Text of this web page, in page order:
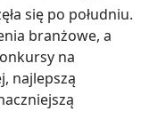
się po południu.
branżowe, a
na
najlepszą